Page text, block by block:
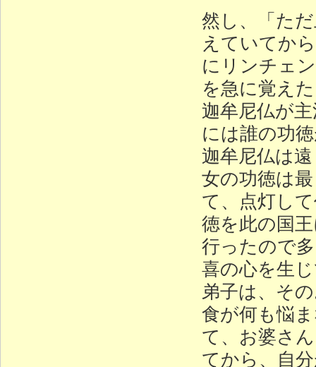
然し、「た
えていてか
にリンチェ
を急に覚え
迦牟尼仏が
には誰の功
迦牟尼仏は
女の功徳は
て、点灯し
徳を此の国
行ったので
喜の心を生
弟子は、そ
食が何も悩
て、お婆さ
てから、自